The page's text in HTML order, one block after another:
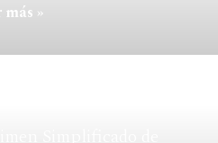
más »